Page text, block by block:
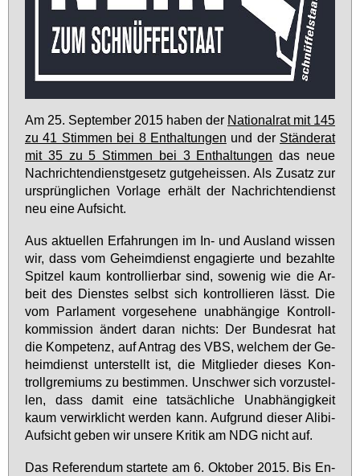
Am 25. Sep­tem­ber 2015 ha­ben der Na­tio­nal­rat mit 145
zu 41 Stim­men bei 8 Ent­hal­tun­gen und der Stän­de­rat
mit 35 zu 5 Stim­men bei 3 Ent­hal­tun­gen das neue
Nach­rich­ten­dienst­ge­setz gut­ge­heis­sen. Als Zu­satz zur
ur­sprüng­li­chen Vor­la­ge er­hält der Nach­rich­ten­dienst
neu ei­ne Auf­sicht.
Aus ak­tu­el­len Er­fah­run­gen im In- und Aus­land wis­sen
wir, dass vom Ge­heim­dienst en­ga­gier­te und be­zahl­te
Spit­zel kaum kon­trol­lier­bar sind, so­we­nig wie die Ar­
beit des Diens­tes selbst sich kon­trol­lie­ren lässt. Die
vom Par­la­ment vor­ge­se­he­ne un­ab­hän­gi­ge Kon­troll­
kom­mis­si­on än­dert dar­an nichts: Der Bun­des­rat hat
die Kom­pe­tenz, auf An­trag des VBS, wel­chem der Ge­
heim­dienst un­ter­stellt ist, die Mit­glie­der die­ses Kon­
troll­gre­mi­ums zu be­stim­men. Un­schwer sich vor­zu­stel­
len, dass da­mit ei­ne tat­säch­li­che Un­ab­hän­gig­keit
kaum ver­wirk­licht wer­den kann. Auf­grund die­ser Ali­bi-
Auf­sicht ge­ben wir un­se­re Kri­tik am NDG nicht auf.
Das Re­fe­ren­dum star­te­te am 6. Ok­to­ber 2015. Bis En­